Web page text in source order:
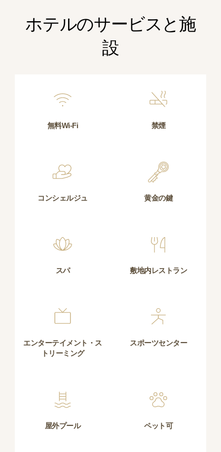
ホテルのサービスと施
設
無料Wi-Fi 禁煙
コンシェルジュ 黄金の鍵
スパ 敷地内レストラン
エンターテイメント・ス
トリーミング
スポーツセンター
屋外プール ペット可